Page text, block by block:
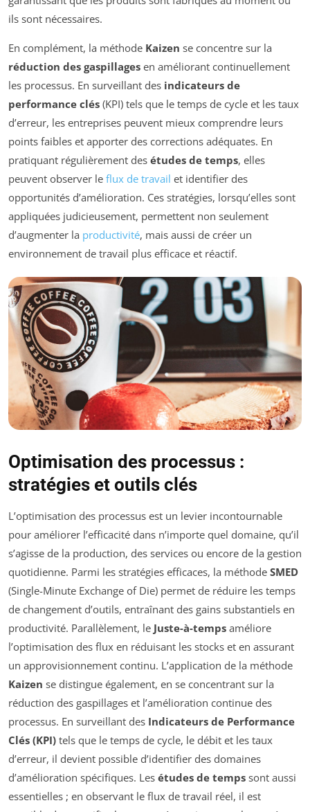
ils sont nécessaires.
En complément, la méthode Kaizen se concentre sur la
réduction des gaspillages en améliorant continuellement
les processus. En surveillant des indicateurs de
performance clés (KPI) tels que le temps de cycle et les taux
d’erreur, les entreprises peuvent mieux comprendre leurs
points faibles et apporter des corrections adéquates. En
pratiquant régulièrement des études de temps, elles
peuvent observer le flux de travail et identifier des
opportunités d’amélioration. Ces stratégies, lorsqu’elles sont
appliquées judicieusement, permettent non seulement
d’augmenter la productivité, mais aussi de créer un
environnement de travail plus efficace et réactif.
Optimisation des processus :
stratégies et outils clés
L’optimisation des processus est un levier incontournable
pour améliorer l’efficacité dans n’importe quel domaine, qu’il
s’agisse de la production, des services ou encore de la gestion
quotidienne. Parmi les stratégies efficaces, la méthode SMED
(Single-Minute Exchange of Die) permet de réduire les temps
de changement d’outils, entraînant des gains substantiels en
productivité. Parallèlement, le Juste-à-temps améliore
l’optimisation des flux en réduisant les stocks et en assurant
un approvisionnement continu. L’application de la méthode
Kaizen se distingue également, en se concentrant sur la
réduction des gaspillages et l’amélioration continue des
processus. En surveillant des Indicateurs de Performance
Clés (KPI) tels que le temps de cycle, le débit et les taux
d’erreur, il devient possible d’identifier des domaines
d’amélioration spécifiques. Les études de temps sont aussi
essentielles ; en observant le flux de travail réel, il est